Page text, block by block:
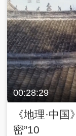
00:28:29
《地理·中
密”10